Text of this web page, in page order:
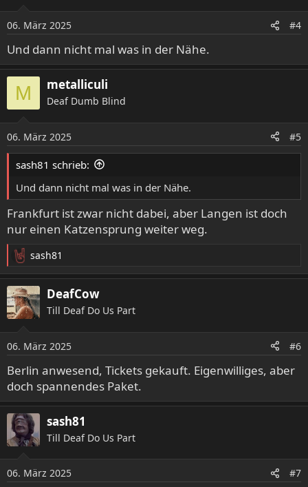
n
e
n
:
06. März 2025 #4
Und dann nicht mal was in der Nähe.
M metalliculi
Deaf Dumb Blind
06. März 2025 #5
sash81 schrieb:
Und dann nicht mal was in der Nähe.
Frankfurt ist zwar nicht dabei, aber Langen ist doch
nur einen Katzensprung weiter weg.
R
e
a
k
t
n
e
n
:
sash81
DeafCow
Till Deaf Do Us Part
06. März 2025 #6
Berlin anwesend, Tickets gekauft. Eigenwilliges, aber
doch spannendes Paket.
sash81
Till Deaf Do Us Part
06. März 2025 #7